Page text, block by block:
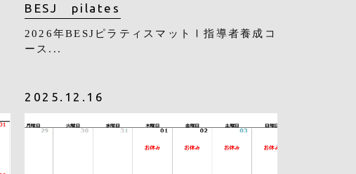
BESJ pilates
2026年BESJピラティスマットⅠ指導者養成コ
ース...
2025.12.16